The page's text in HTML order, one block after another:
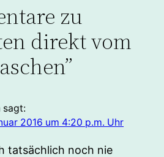
zu
direkt vom
sagt:
2016 um 4:20 p.m. Uhr
tatsächlich noch nie